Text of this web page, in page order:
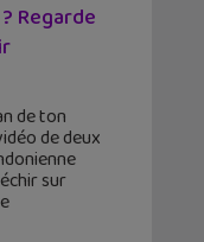
Regarde
de ton
de deux
sur